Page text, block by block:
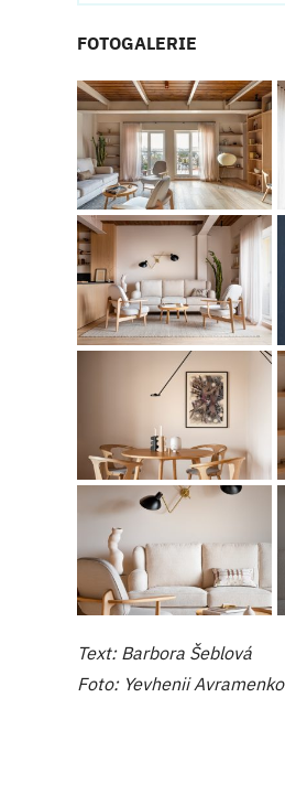
FOTOGALERIE
Text: Barbora Šeblová
Foto: Yevhenii Avramenko